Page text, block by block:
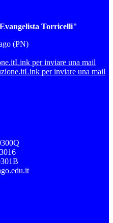
Torricelli"
(PN)
Link per inviare una mail
Link per inviare una mail